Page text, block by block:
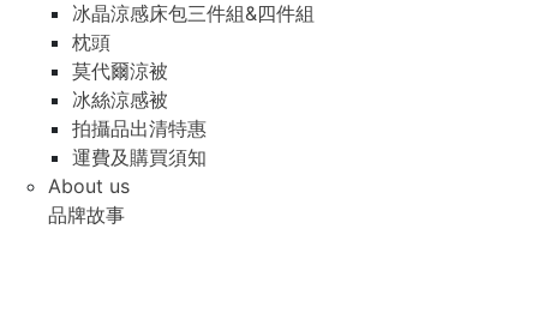
冰晶涼感床包三件組&四件組
枕頭
莫代爾涼被
冰絲涼感被
拍攝品出清特惠
運費及購買須知
About us
品牌故事